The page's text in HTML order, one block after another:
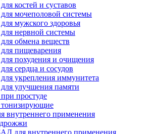
костей и суставов
мочеполовой системы
мужского здоровья
нервной системы
обмена веществ
пищеварения
похудения и очищения
сердца и сосудов
укрепления иммунитета
улучшения памяти
простуде
внутреннего применения
для внутреннего применения